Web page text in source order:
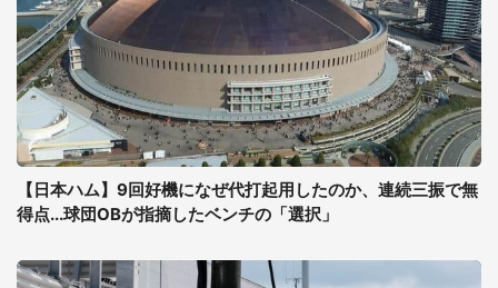
【日本ハム】9回好機になぜ代打起用したのか、連続三振で無
得点...球団OBが指摘したベンチの「選択」